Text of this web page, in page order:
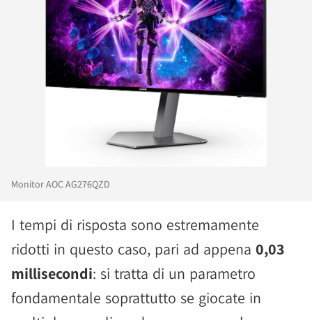
Monitor AOC AG276QZD
I tempi di risposta sono estremamente
ridotti in questo caso, pari ad appena 0,03
millisecondi: si tratta di un parametro
fondamentale soprattutto se giocate in